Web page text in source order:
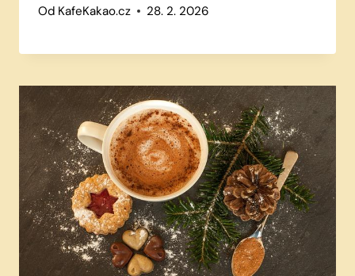
Od KafeKakao.cz 28. 2. 2026